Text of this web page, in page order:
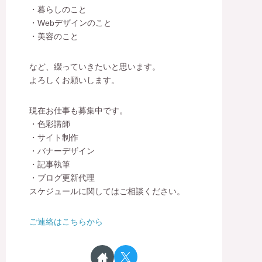
・暮らしのこと
・Webデザインのこと
・美容のこと
など、綴っていきたいと思います。
よろしくお願いします。
現在お仕事も募集中です。
・色彩講師
・サイト制作
・バナーデザイン
・記事執筆
・ブログ更新代理
スケジュールに関してはご相談ください。
ご連絡はこちらから